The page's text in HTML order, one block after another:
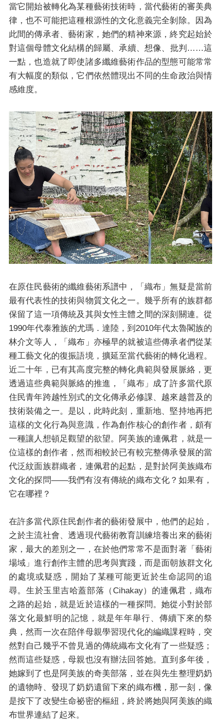
當它開始被轉化為某種藝術技術時，當代藝術的審美典
律，也不可能把這種根源性的文化意義完全剝除。因為
此間的傳承者、藝術家，她們的精神來源，終究起始於
對這個母體文化結構的歸屬、承續、想像、批判……這
一點，也造就了即使諸多纖維藝術作品的型態可能常常
有大幅度的類似，它們依然體現出不同的生命政治與情
感維度。
在原住民藝術的纖維藝術系譜中，「織布」無疑是當前
最有代表性的技術與物質文化之一。幾乎所有的族群都
保留了這一項傳統及其與女性主體之間的深刻關連。從
1990年代泰雅族的尤瑪．達陸，到2010年代太魯閣族的
林介文等人，「織布」亦極早的就被這些傳承者們從某
種工藝文化的復振語境，擴延至當代藝術的轉化過程。
近二十年，已有其高度完整的轉化典範與發展脈絡，更
透過這些典範與脈絡的推進，「織布」成了許多當代原
住民青年跨越性別式的文化傳承必修課、越來越普及的
技術裝備之一。是以，此時此刻，重新地、堅持地再把
這樣的文化行為與意識，作為創作核心的創作者，頗有
一種讓人想頓足觀望的欲望。阿美族的連佩君，就是一
位這樣的創作者，然而相較於已有較完整傳承發展的當
代泛紋面族群織者，連佩君的起點，是對於阿美族織布
文化的探問——我們有沒有傳統的織布文化？如果有，
它在哪裡？
在許多當代原住民創作者的藝術發展中，他們的起始，
之於主流社會、透過現代藝術教育訓練培養出來的藝術
家，最大的差別之一，在於他們常常不是面對著「藝術
場域」進行創作主體的思考與實踐，而是面朝族群文化
的處境或疑惑，開始了某種可能更近於生命認同的追
尋。生於玉里吉哈蓋部落（Cihakay）的連佩君，織布
之路的起始，就是近於這樣的一種探問。她從小對於部
落文化最鮮明的記憶，就是年年舉行、傳續下來的祭
典，然而一次在陪伴母親學習現代化的編織課程時，突
然對自己幾乎不曾見過的傳統織布文化有了一些疑惑；
然而這些疑惑，母親也沒有辦法回答她。直到多年後，
她嫁到了也是阿美族的奇美部落，並在與先生整理奶奶
的遺物時、發現了奶奶遺留下來的織布機，那一刻，像
是按下了改變生命祕密的樞紐，終於將她與阿美族的織
布世界連結了起來。